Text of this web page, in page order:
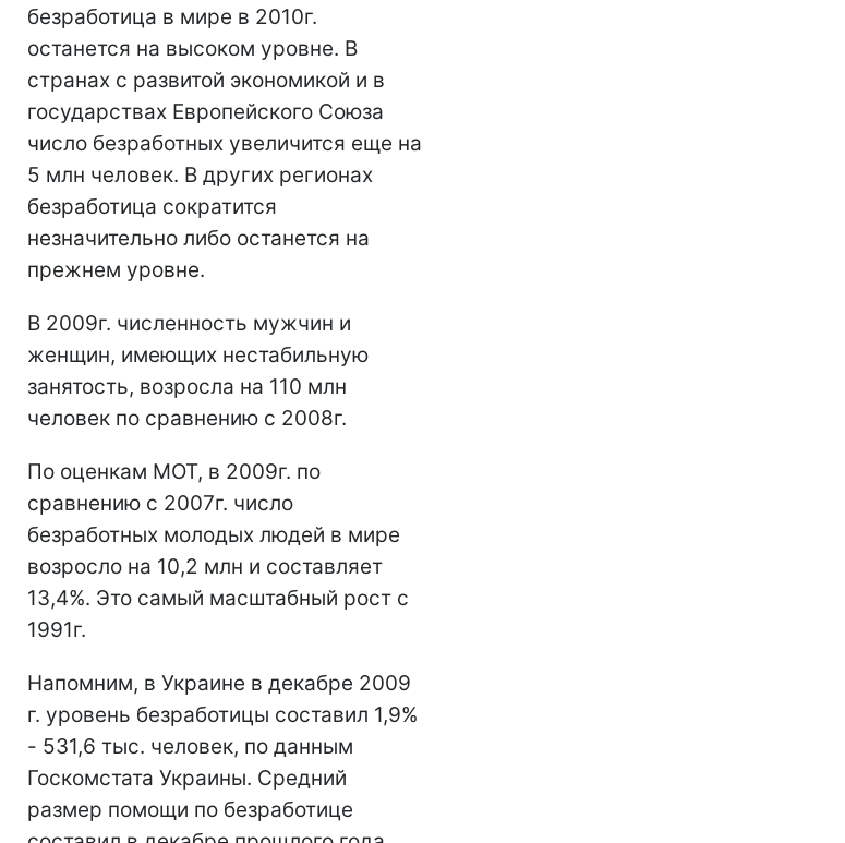
безработица в мире в 2010г.
останется на высоком уровне. В
странах с развитой экономикой и в
государствах Европейского Союза
число безработных увеличится еще на
5 млн человек. В других регионах
безработица сократится
незначительно либо останется на
прежнем уровне.
В 2009г. численность мужчин и
женщин, имеющих нестабильную
занятость, возросла на 110 млн
человек по сравнению с 2008г.
По оценкам МОТ, в 2009г. по
сравнению с 2007г. число
безработных молодых людей в мире
возросло на 10,2 млн и составляет
13,4%. Это самый масштабный рост с
1991г.
Напомним, в Украине в декабре 2009
г. уровень безработицы составил 1,9%
- 531,6 тыс. человек, по данным
Госкомстата Украины. Средний
размер помощи по безработице